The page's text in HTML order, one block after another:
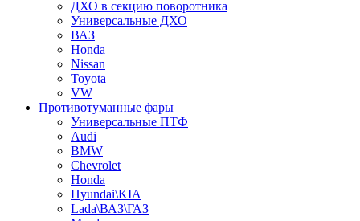
ДХО в секцию поворотника
Универсальные ДХО
ВАЗ
Honda
Nissan
Toyota
VW
Противотуманные фары
Универсальные ПТФ
Audi
BMW
Chevrolet
Honda
Hyundai\KIA
Lada\ВАЗ\ГАЗ